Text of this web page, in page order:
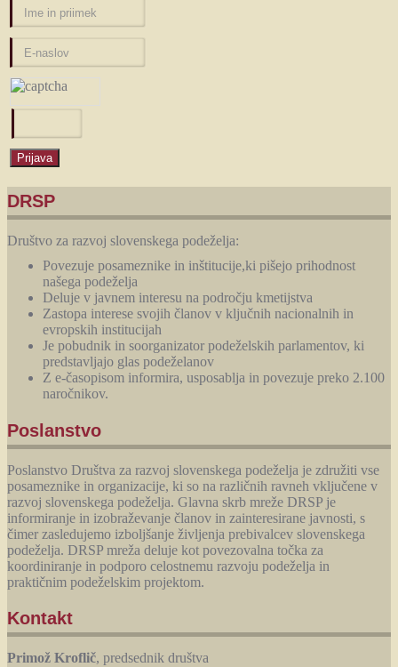
DRSP
Društvo za razvoj slovenskega podeželja:
Povezuje posameznike in inštitucije,ki pišejo prihodnost
našega podeželja
Deluje v javnem interesu na področju kmetijstva
Zastopa interese svojih članov v ključnih nacionalnih in
evropskih institucijah
Je pobudnik in soorganizator podeželskih parlamentov, ki
predstavljajo glas podeželanov
Z e-časopisom informira, usposablja in povezuje preko 2.100
naročnikov.
Poslanstvo
Poslanstvo Društva za razvoj slovenskega podeželja je združiti vse
posameznike in organizacije, ki so na različnih ravneh vključene v
razvoj slovenskega podeželja. Glavna skrb mreže DRSP je
informiranje in izobraževanje članov in zainteresirane javnosti, s
čimer zasledujemo izboljšanje življenja prebivalcev slovenskega
podeželja. DRSP mreža deluje kot povezovalna točka za
koordiniranje in podporo celostnemu razvoju podeželja in
praktičnim podeželskim projektom.
Kontakt
Primož Kroflič, predsednik društva